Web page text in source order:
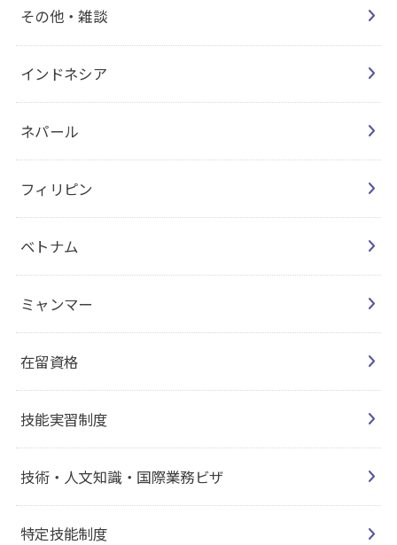
その他・雑談
インドネシア
ネパール
フィリピン
ベトナム
ミャンマー
在留資格
技能実習制度
技術・人文知識・国際業務ビザ
特定技能制度